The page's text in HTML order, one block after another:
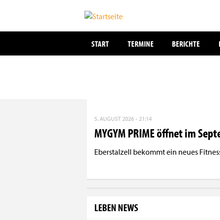
START TERMINE BERICHTE
5. AUGUST 2026 - 21:14
MYGYM PRIME öffnet im
Eberstalzell bekommt ein neues
LEBEN NEWS